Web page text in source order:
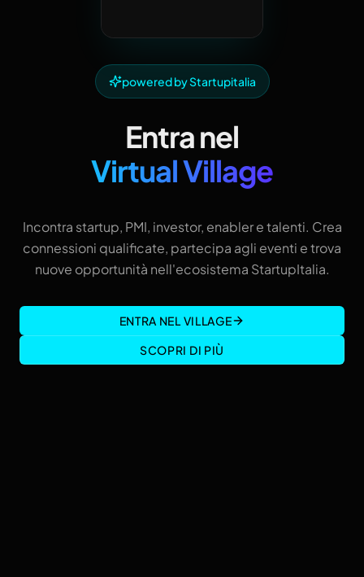
powered by Startupitalia
Entra nel
Virtual Village
Incontra startup, PMI, investor, enabler e talenti. Crea
connessioni qualificate, partecipa agli eventi e trova
nuove opportunità nell'ecosistema StartupItalia.
ENTRA NEL VILLAGE
SCOPRI DI PIÙ